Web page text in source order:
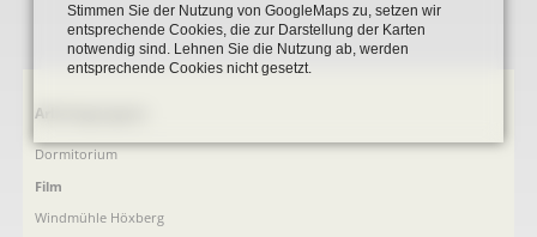
Navigation
Arbeitsgruppen
Dormitorium
Film
Windmühle Höxberg
Stimmen Sie der Nutzung von GoogleMaps zu, setzen wir
entsprechende Cookies, die zur Darstellung der Karten
notwendig sind. Lehnen Sie die Nutzung ab, werden
entsprechende Cookies nicht gesetzt.